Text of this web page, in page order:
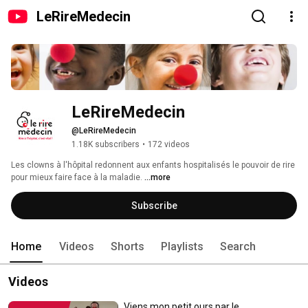
LeRireMedecin
LeRireMedecin
@LeRireMedecin
1.18K subscribers • 172 videos
Les clowns à l'hôpital redonnent aux enfants hospitalisés le pouvoir de rire
pour mieux faire face à la maladie. ...more
Subscribe
Home Videos Shorts Playlists Search
Videos